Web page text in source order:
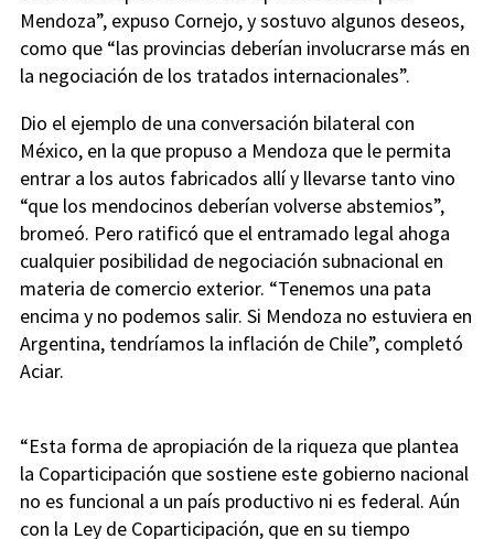
Mendoza”, expuso Cornejo, y sostuvo algunos deseos,
como que “las provincias deberían involucrarse más en
la negociación de los tratados internacionales”.
Dio el ejemplo de una conversación bilateral con
México, en la que propuso a Mendoza que le permita
entrar a los autos fabricados allí y llevarse tanto vino
“que los mendocinos deberían volverse abstemios”,
bromeó. Pero ratificó que el entramado legal ahoga
cualquier posibilidad de negociación subnacional en
materia de comercio exterior. “Tenemos una pata
encima y no podemos salir. Si Mendoza no estuviera en
Argentina, tendríamos la inflación de Chile”, completó
Aciar.
“Esta forma de apropiación de la riqueza que plantea
la Coparticipación que sostiene este gobierno nacional
no es funcional a un país productivo ni es federal. Aún
con la Ley de Coparticipación, que en su tiempo